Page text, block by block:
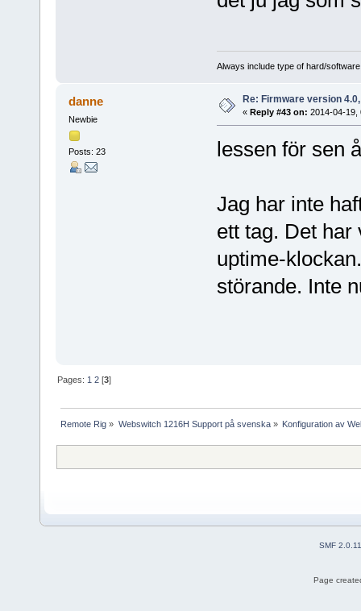
Always include type of hard/
danne
Newbie
Posts: 23
Re: Firmware version
« Reply #43 on: 2014-04-19,
lessen för sen
Jag har inte
ett tag. Det har
uptime-
störande. Inte
Pages: 1 2 [3]
Remote Rig » Webswitch 1216H Support på svenska» Konfiguration av
SMF 2.0.11
Page